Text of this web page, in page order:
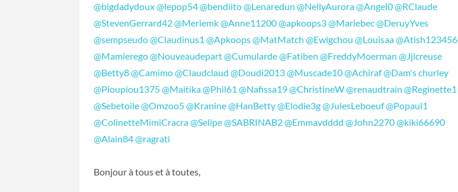
@bigdadydoux@lepop54@bendiito@Lenaredun @NellyAurora@Angel0@RClaude
@StevenGerrard42@Meriemk@Anne11200@apkoops3@Mariebec@DeruyYves
@sempseudo@Claudinus1 @Apkoops@MatMatch @Ewigchou @Louisaa@Atish123456
@Mamierego@Nouveaudepart@Cumularde@Fatiben @FreddyMoerman @Jjlcreuse
@Betty8@Camimo@Claudclaud @Doudi2013@Muscade10@Achiraf@Dam's churley
@Pioupiou1375@Maitika@Phil61 @Nafissa19@ChristineW@renaudtrain @Reginette1
@Sebetoile@Omzoo5@Kranine@HanBetty@Elodie3g@JulesLeboeuf@Popaul1
@ColinetteMimiCracra@Selipe@SABRINAB2@Emmavdddd @John2270@kiki66690
@Alain84@ragrati
Bonjour à tous et à toutes,